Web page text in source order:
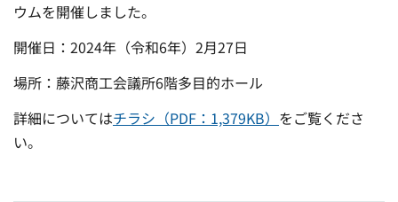
ウムを開催しました。
開催日：2024年（令和6年）2月27日
場所：藤沢商工会議所6階多目的ホール
詳細についてはチラシ（PDF：1,379KB） をご覧くださ
い。